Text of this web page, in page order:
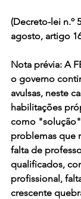
(Decreto-lei n.º
agosto, artigo
Nota prévia: A
o governo
avulsas, neste
habilitações
como
problemas que
falta de
qualificados,
profissional,
crescente